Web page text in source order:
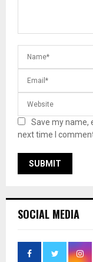
Save my name,
next time I
SOCIAL MEDIA